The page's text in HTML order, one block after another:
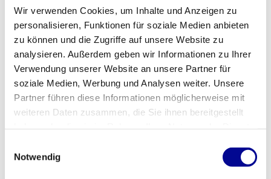
Wir verwenden Cookies, um Inhalte und Anzeigen zu
personalisieren, Funktionen für soziale Medien anbieten
zu können und die Zugriffe auf unsere Website zu
analysieren. Außerdem geben wir Informationen zu Ihrer
Verwendung unserer Website an unsere Partner für
soziale Medien, Werbung und Analysen weiter. Unsere
Partner führen diese Informationen möglicherweise mit
weiteren Daten zusammen, die Sie ihnen bereitgestellt
Notwendig
Precor
WOODWAY(1)
Zusatzinformation
Über uns
Allgemeine Geschäftsbedingungen
Datenschutzerklärung